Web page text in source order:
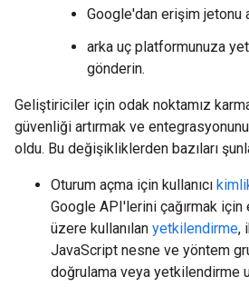
Google'dan erişim jetonu
arka uç platformunuza
gönderin.
Geliştiriciler için odak noktamız
güvenliği artırmak ve
oldu. Bu değişikliklerden bazıları
Oturum açma için kullanıcı
Google API'lerini çağırmak
üzere kullanılan yetkilendirme,
JavaScript nesne ve yöntem
doğrulama veya yetkilendirme